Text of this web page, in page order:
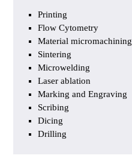
Printing
Flow Cytometry
Material micromachining
Sintering
Microwelding
Laser ablation
Marking and Engraving
Scribing
Dicing
Drilling